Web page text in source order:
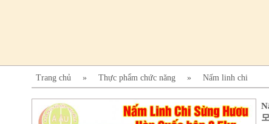
Trang chủ » Thực phẩm chức năng » Nấm linh chi